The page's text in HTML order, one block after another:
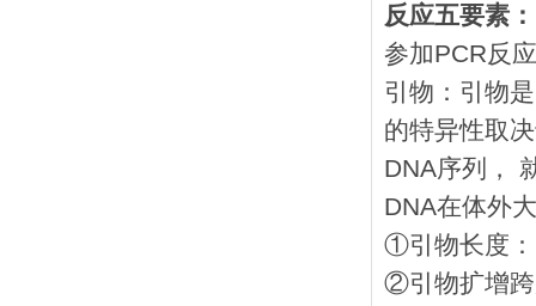
反应五要素：
参加PCR反
引物：引物
的特异性取
DNA序列，
DNA在体外
①引物长度
②引物扩增跨